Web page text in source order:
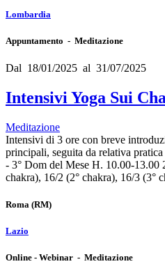
Lombardia
Appuntamento - Meditazione
Dal 18/01/2025 al 31/07/2025
Intensivi Yoga Sui
Meditazione
Intensivi di 3 ore con breve
principali, seguita da relativa
- 3° Dom del Mese H. 10.00-13.00
chakra), 16/2 (2° chakra), 16/3 (3°
Roma (RM)
Lazio
Online - Webinar - Meditazione